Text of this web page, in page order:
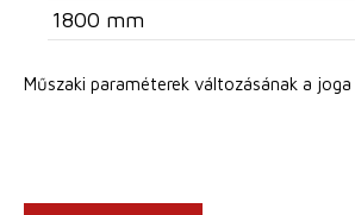
1800 mm
Műszaki paraméterek változásának a